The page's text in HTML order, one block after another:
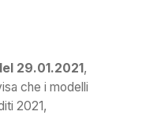
29.01.2021,
che i modelli
2021,